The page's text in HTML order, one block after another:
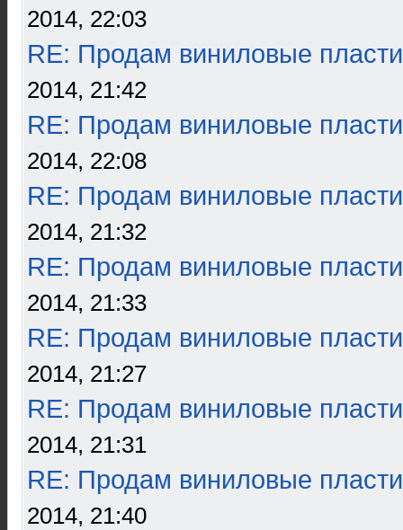
2014, 22:03
RE: Продам виниловые
2014, 21:42
RE: Продам виниловые
2014, 22:08
RE: Продам виниловые
2014, 21:32
RE: Продам виниловые
2014, 21:33
RE: Продам виниловые
2014, 21:27
RE: Продам виниловые
2014, 21:31
RE: Продам виниловые
2014, 21:40